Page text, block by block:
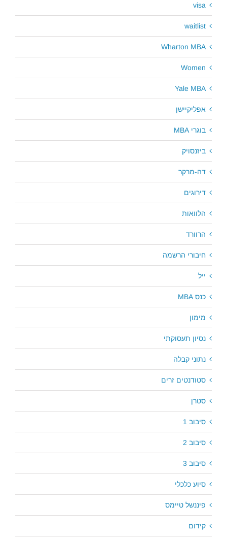
visa
waitlist
Wharton MBA
Women
Yale MBA
אפליקיישן
בוגרי MBA
ביזנסויק
דה-מרקר
דירוגים
הלוואות
הרוורד
חיבורי הרשמה
ייל
כנס MBA
מימון
נסיון תעסוקתי
נתוני קבלה
סטודנטים זרים
סטרן
סיבוב 1
סיבוב 2
סיבוב 3
סיוע כלכלי
פיננשל טיימס
קידום